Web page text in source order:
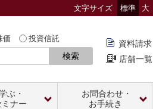
価 投資信託
検索
資料請求
店舗一覧
文字サイズ 標準 大
ぶ・
ナー
お問合わせ・
お手続き